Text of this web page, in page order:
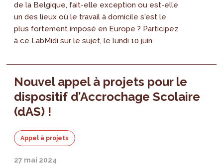
de la Belgique, fait-elle exception ou est-elle
un des lieux où le travail à domicile s'est le
plus fortement imposé en Europe ? Participez
à ce LabMidi sur le sujet, le lundi 10 juin.
Nouvel appel à projets pour le
dispositif d’Accrochage Scolaire
(dAS) !
Appel à projets
27 mai 2024